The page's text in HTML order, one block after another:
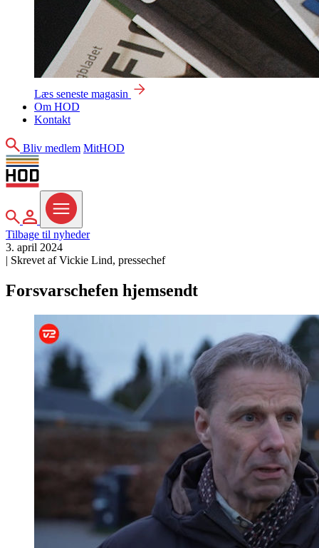
Læs seneste magasin
Om HOD
Kontakt
Søg
Bliv medlem MitHOD
MitHOD
Menu
Tilbage til nyheder
3. april 2024
| Skrevet af Vickie Lind, pressechef
Forsvarschefen hjemsendt